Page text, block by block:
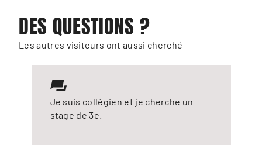
DES QUESTIONS ?
Les autres visiteurs ont aussi cherché
Je suis collégien et je cherche un
stage de 3e.